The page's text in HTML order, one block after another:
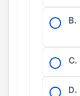
B.
C.
D.